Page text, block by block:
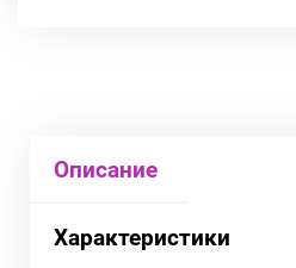
Описание
Характеристики